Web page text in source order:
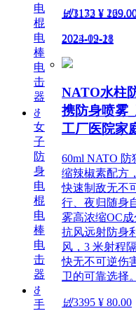
넶3133 ¥
2024-09-18
넶1172 ¥
2023-12-21
NATO水柱
携防身喷雾
工厂医院家
60ml NATO
缩辣椒素配方
快速制敌无不
行、夜归随身
雾高浓缩OC
抗风远射防身
风，3 米射程
快无不可逆伤
卫的可靠选择。
넶3395 ¥ 80.00
电
棍
电
棒
电
击
器
ꁕ
女
子
防
身
电
棍
电
棒
电
击
器
ꁕ
手